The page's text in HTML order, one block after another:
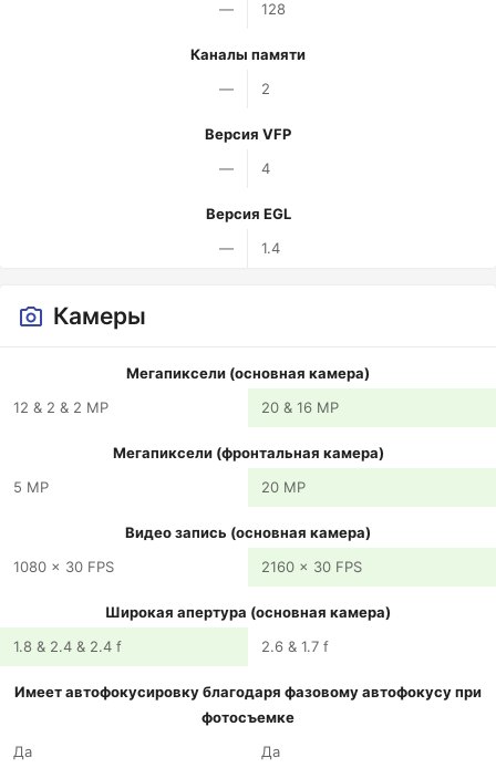
— 128
Каналы памяти
—
2
Версия VFP
—
4
Версия EGL
—
1.4
Камеры
Мегапиксели (основная камера)
12 & 2 & 2 MP
20 & 16 MP
Мегапиксели (фронтальная камера)
5 MP
20 MP
Видео запись (основная камера)
1080 x 30 FPS
2160 x 30 FPS
Широкая апертура (основная камера)
1.8 & 2.4 & 2.4 f
2.6 & 1.7 f
Имеет автофокусировку благодаря фазовому автофокусу при
фотосъемке
Да
Да